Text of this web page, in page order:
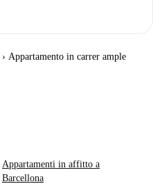
› Appartamento in carrer ample
Appartamenti in affitto a
Barcellona